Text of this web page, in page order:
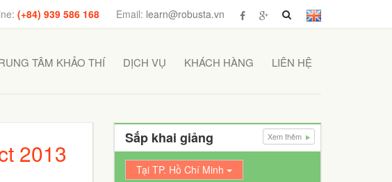
Email: learn@robusta.vn
(+84) 939 586 168
TÂM KHẢO THÍ DỊCH VỤ KHÁCH HÀNG LIÊN HỆ
2013
Sắp khai giảng Xem thêm
Tại TP. Hồ Chí Minh